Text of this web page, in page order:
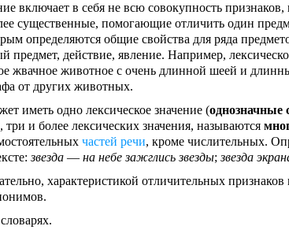
включает в себя не всю совокупность
существенные, помогающие отличить один
определяются общие свойства для ряда
действие, явление. Например,
жвачное животное с очень длинной шеей и
от других животных.
иметь одно лексическое значение (однозначные
и более лексических значения, называются
частей речи, кроме числительных.
звезда — на небе зажглись звезды;звезда
характеристикой отличительных признаков